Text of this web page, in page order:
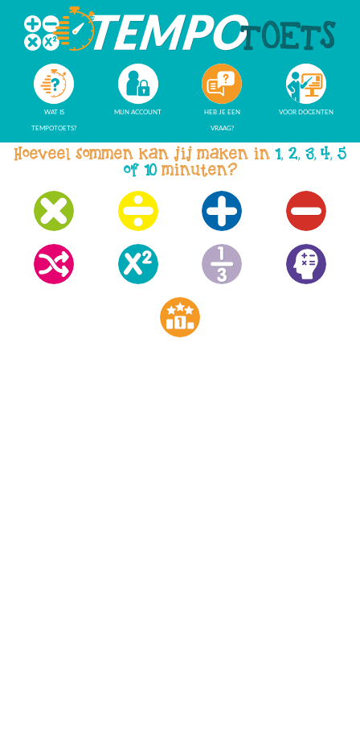
WAT IS
TEMPOTOETS?
MIJN ACCOUNT
HEB JE EEN
VRAAG?
VOOR DOCENTEN
Hoeveel sommen kan jij maken in 1, 2, 3, 4, 5
of 10 minuten?